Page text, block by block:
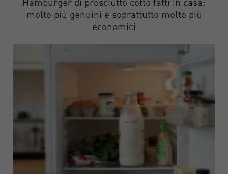
Hamburger di prosciutto cotto fatti in casa:
molto più genuini e soprattutto molto più
economici